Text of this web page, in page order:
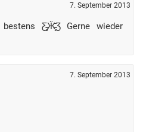
7. September 2013
Ƹ̵̡Ӝ̵̨̄Ʒ Gerne wieder
7. September 2013